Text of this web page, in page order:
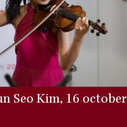
Seo Kim, 16 october